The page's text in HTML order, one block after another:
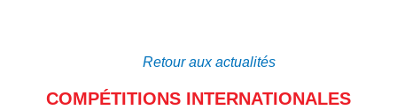
Retour aux actualités
COMPÉTITIONS INTERNATIONALES